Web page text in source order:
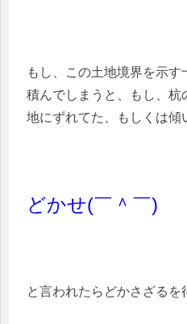
もし、この土地境界を示
積んでしまうと、もし、杭
地にずれてた、もしくは傾
どかせ(￣＾￣)
と言われたらどかさざるを